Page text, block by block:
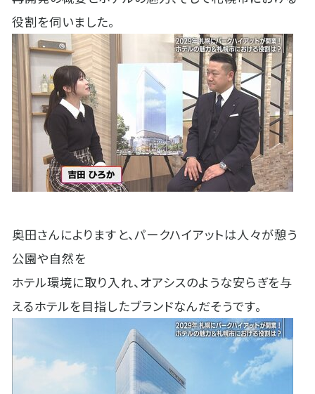
役割を伺いました。
奥田さんによりますと、パークハイアットは人々が憩う
公園や自然を
ホテル環境に取り入れ、オアシスのような安らぎを与
えるホテルを目指したブランドなんだそうです。